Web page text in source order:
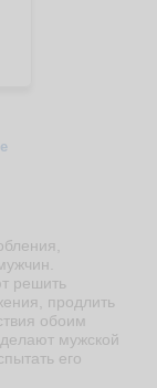
решить
продлить
обоим
мужской
его